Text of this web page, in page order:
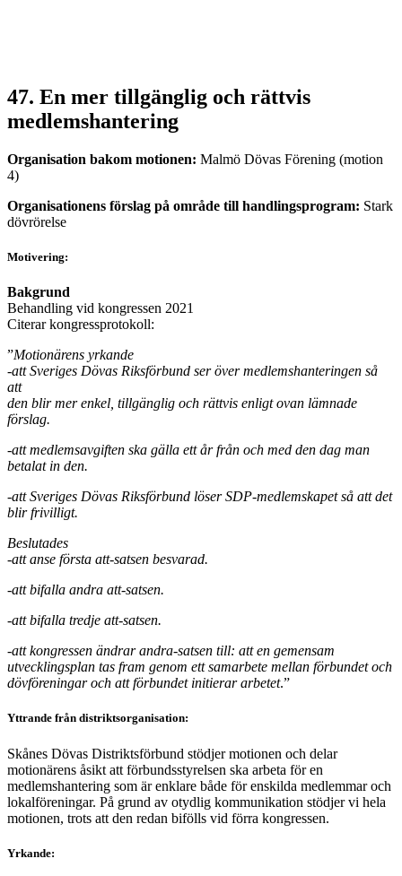
47. En mer tillgänglig och rättvis
medlemshantering
Organisation bakom motionen: Malmö Dövas Förening (motion
4)
Organisationens förslag på område till handlingsprogram: Stark
dövrörelse
Motivering:
Bakgrund
Behandling vid kongressen 2021
Citerar kongressprotokoll:
”Motionärens yrkande
-att Sveriges Dövas Riksförbund ser över medlemshanteringen så
att
den blir mer enkel, tillgänglig och rättvis enligt ovan lämnade
förslag.
-att medlemsavgiften ska gälla ett år från och med den dag man
betalat in den.
-att Sveriges Dövas Riksförbund löser SDP-medlemskapet så att det
blir frivilligt.
Beslutades
-att anse första att-satsen besvarad.
-att bifalla andra att-satsen.
-att bifalla tredje att-satsen.
-att kongressen ändrar andra-satsen till: att en gemensam
utvecklingsplan tas fram genom ett samarbete mellan förbundet och
dövföreningar och att förbundet initierar arbetet.”
Yttrande från distriktsorganisation:
Skånes Dövas Distriktsförbund stödjer motionen och delar
motionärens åsikt att förbundsstyrelsen ska arbeta för en
medlemshantering som är enklare både för enskilda medlemmar och
lokalföreningar. På grund av otydlig kommunikation stödjer vi hela
motionen, trots att den redan bifölls vid förra kongressen.
Yrkande: